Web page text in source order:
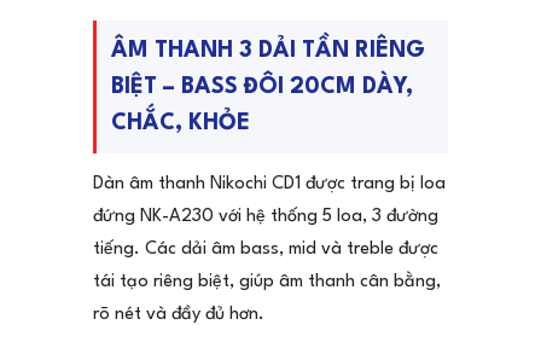
ÂM THANH 3 DẢI TẦN RIÊNG
BIỆT – BASS ĐÔI 20CM DÀY,
CHẮC, KHỎE
Dàn âm thanh Nikochi CD1 được trang bị loa
đứng NK-A230 với hệ thống 5 loa, 3 đường
tiếng. Các dải âm bass, mid và treble được
tái tạo riêng biệt, giúp âm thanh cân bằng,
rõ nét và đầy đủ hơn.